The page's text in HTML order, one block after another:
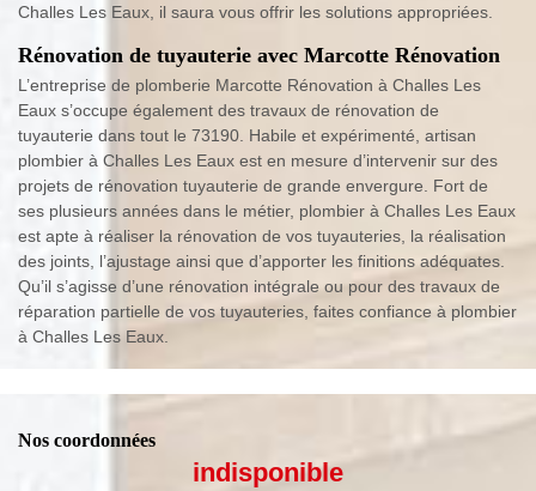
Challes Les Eaux, il saura vous offrir les solutions appropriées.
Rénovation de tuyauterie avec Marcotte Rénovation
L’entreprise de plomberie Marcotte Rénovation à Challes Les
Eaux s’occupe également des travaux de rénovation de
tuyauterie dans tout le 73190. Habile et expérimenté, artisan
plombier à Challes Les Eaux est en mesure d’intervenir sur des
projets de rénovation tuyauterie de grande envergure. Fort de
ses plusieurs années dans le métier, plombier à Challes Les Eaux
est apte à réaliser la rénovation de vos tuyauteries, la réalisation
des joints, l’ajustage ainsi que d’apporter les finitions adéquates.
Qu’il s’agisse d’une rénovation intégrale ou pour des travaux de
réparation partielle de vos tuyauteries, faites confiance à plombier
à Challes Les Eaux.
Nos coordonnées
indisponible